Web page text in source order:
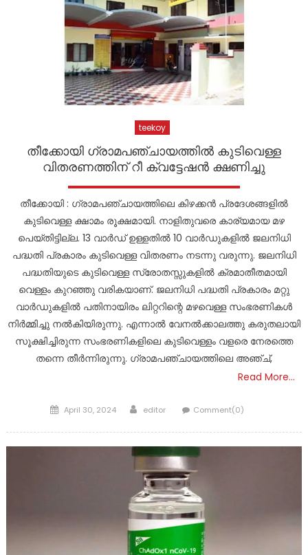
teekoy
തീക്കോയി ഗ്രാമപഞ്ചായത്തിൽ കുടിവെള്ള
വിതരണത്തിന് റീ ക്വട്ടേഷൻ ക്ഷണിച്ചു
തീക്കോയി : ഗ്രാമപഞ്ചായത്തിലെ കിഴക്കൻ പ്രദേശങ്ങളിൽ
കുടിവെള്ള ക്ഷാമം രൂക്ഷമായി. നാളിതുവരെ കാര്യമായ മഴ
പെയ്തിട്ടില്ല. 13 വാർഡ് ഉള്ളതിൽ 10 വാർഡുകളിൽ ജലനിധി
പദ്ധതി പ്രകാരം കുടിവെള്ള വിതരണം നടന്നു വരുന്നു. ജലനിധി
പദ്ധതിയുടെ കുടിവെള്ള സ്രോതസ്സുകളിൽ ക്രമാതീതമായി
വെള്ളം കുറഞ്ഞു വരികയാണ്. ജലനിധി പദ്ധതി പ്രകാരം മറ്റു
വാർഡുകളിൽ പതിനായിരം ലിറ്ററിന്റെ മഴവെള്ള സംഭരണികൾ
നിർമ്മിച്ചു നൽകിയിരുന്നു. എന്നാൽ വേനൽക്കാലത്തു കരുതലായി
സൂക്ഷിച്ചിരുന്ന സംഭരണികളിലെ കുടിവെള്ളം വളരെ നേരത്തെ
തന്നെ തീർന്നിരുന്നു. ഗ്രാമപഞ്ചായത്തിലെ അഞ്ച്,
Read More…
Posted
April 30, 2024 Author
editor Comment(0)